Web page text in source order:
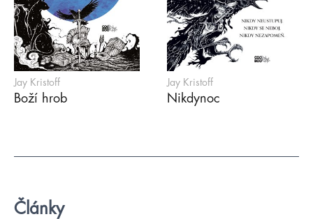
Jay Kristoff
Boží hrob
Jay Kristoff
Nikdynoc
Články